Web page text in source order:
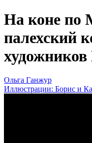
На коне по
палехский
Ольга Ганжур
Иллюстрации: Борис и